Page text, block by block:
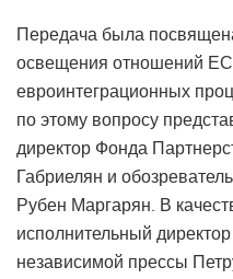
Передача была
освещения отношений
евроинтеграционных
по этому вопросу
директор Фонда
Габриелян и
Рубен Маргарян. В
исполнительный
независимой прессы